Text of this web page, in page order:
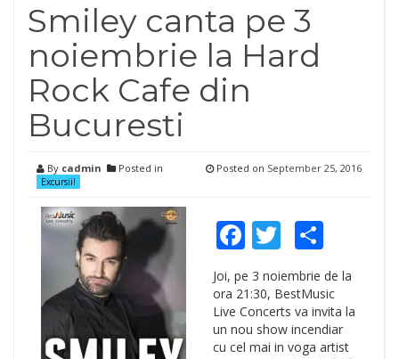
Smiley canta pe 3
noiembrie la Hard
Rock Cafe din
Bucuresti
By cadmin Posted in
Excursii!
Posted on September 25, 2016
Facebook
TwitterShare
Joi, pe 3 noiembrie de la
ora 21:30, BestMusic
Live Concerts va invita la
un nou show incendiar
cu cel mai in voga artist